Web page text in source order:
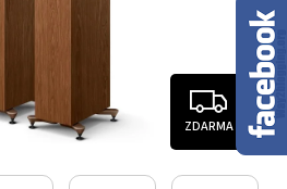
ZDARMA